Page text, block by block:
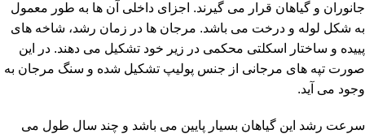
جانوران و گیاهان قرار می گیرند. اجزای داخلی آن ها به طور معمول
به شکل لوله و درخت می باشد. مرجان ها در زمان رشد، شاخه های
پییده و ساختار اسکلتی محکمی در زیر خود تشکیل می دهند. در این
صورت تپه های مرجانی از جنس پولیپ تشکیل شده و سنگ مرجان به
وجود می آید.
سرعت رشد این گیاهان بسیار پایین می باشد و چند سال طول می